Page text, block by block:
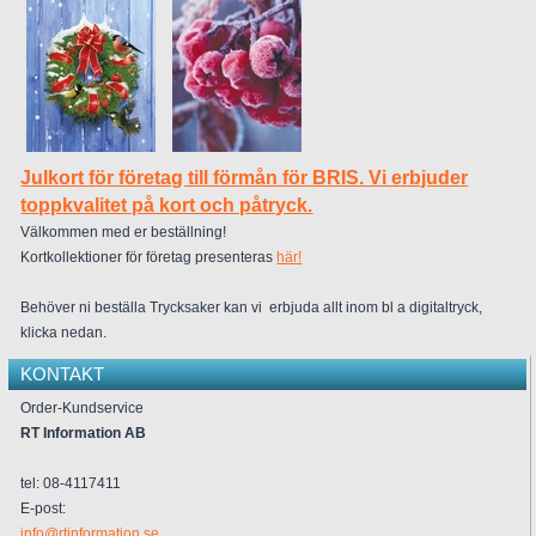
Julkort för företag till förmån för BRIS. Vi erbjuder
toppkvalitet på kort och påtryck.
Välkommen med er beställning!
Kortkollektioner för företag presenterashär!
Behöver ni beställa Trycksaker kan vi erbjuda allt inom bl a digitaltryck,
klicka nedan.
KONTAKT
Order-Kundservice
RT Information AB
tel: 08-4117411
E-post: